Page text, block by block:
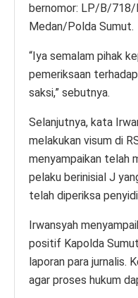
bernomor: LP/B/
Medan/Polda Sumut.
“Iya semalam pihak
pemeriksaan
saksi,” sebutnya.
Selanjutnya, kata
melakukan visum di
menyampaikan telah
pelaku berinisial J
telah diperiksa
Irwansyah
positif Kapolda
laporan para jurnalis.
agar proses hukum